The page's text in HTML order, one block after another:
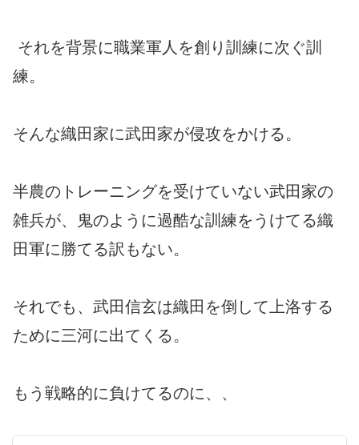
それを背景に職業軍人を創り訓練に次ぐ訓
練。
そんな織田家に武田家が侵攻をかける。
半農のトレーニングを受けていない武田家の
雑兵が、鬼のように過酷な訓練をうけてる織
田軍に勝てる訳もない。
それでも、武田信玄は織田を倒して上洛する
ために三河に出てくる。
もう戦略的に負けてるのに、、